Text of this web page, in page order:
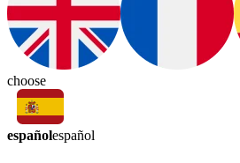
choose
españolespañol